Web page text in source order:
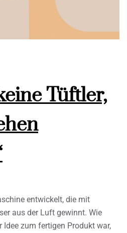
Tüftler,
entwickelt, die mit
aus der Luft gewinnt. Wie
Idee zum fertigen Produkt war,